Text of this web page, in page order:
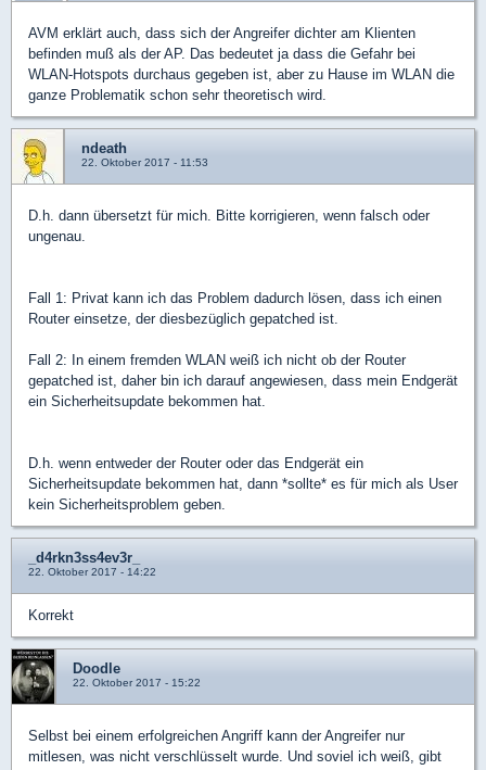
AVM erklärt auch, dass sich der Angreifer dichter am Klienten
befinden muß als der AP. Das bedeutet ja dass die Gefahr bei
WLAN-Hotspots durchaus gegeben ist, aber zu Hause im WLAN die
ganze Problematik schon sehr theoretisch wird.
ndeath
22. Oktober 2017 - 11:53
D.h. dann übersetzt für mich. Bitte korrigieren, wenn falsch oder
ungenau.
Fall 1: Privat kann ich das Problem dadurch lösen, dass ich einen
Router einsetze, der diesbezüglich gepatched ist.
Fall 2: In einem fremden WLAN weiß ich nicht ob der Router
gepatched ist, daher bin ich darauf angewiesen, dass mein Endgerät
ein Sicherheitsupdate bekommen hat.
D.h. wenn entweder der Router oder das Endgerät ein
Sicherheitsupdate bekommen hat, dann *sollte* es für mich als User
kein Sicherheitsproblem geben.
_d4rkn3ss4ev3r_
22. Oktober 2017 - 14:22
Korrekt
Doodle
22. Oktober 2017 - 15:22
Selbst bei einem erfolgreichen Angriff kann der Angreifer nur
mitlesen, was nicht verschlüsselt wurde. Und soviel ich weiß, gibt